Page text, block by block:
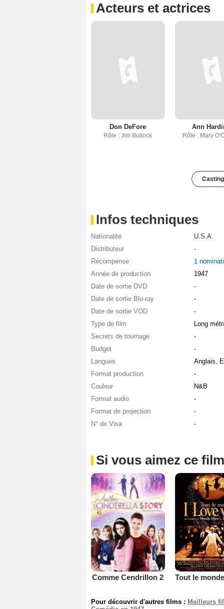
Acteurs et actrices
Don DeFore
Rôle : Jim Bullock
Ann
Rôle : Mary
Infos techniques
Nationalité
U.S.A.
Distributeur
-
Récompense
1
Année de production
1947
Date de sortie DVD
-
Date de sortie Blu-ray
-
Date de sortie VOD
-
Type de film
Long
Secrets de tournage
-
Budget
-
Langues
Anglais,
Format production
-
Couleur
N&B
Format audio
-
Format de projection
-
N° de Visa
-
Si vous aimez ce
Comme Cendrillon 2
Pour découvrir d'autres films : Meilleurs